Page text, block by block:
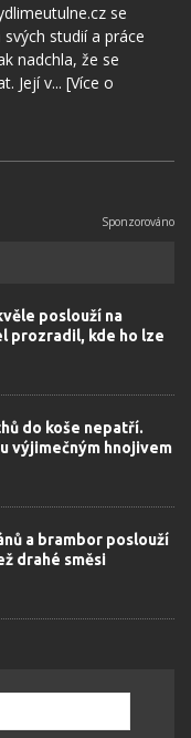
se
studií a práce
nadchla, že se
Její v... [Více o
poslouží na
prozradil, kde ho lze
do koše nepatří.
výjimečným hnojivem
a brambor poslouží
drahé směsi